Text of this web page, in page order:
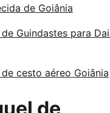
de Goiânia
Guindastes para
cesto aéreo Goiânia